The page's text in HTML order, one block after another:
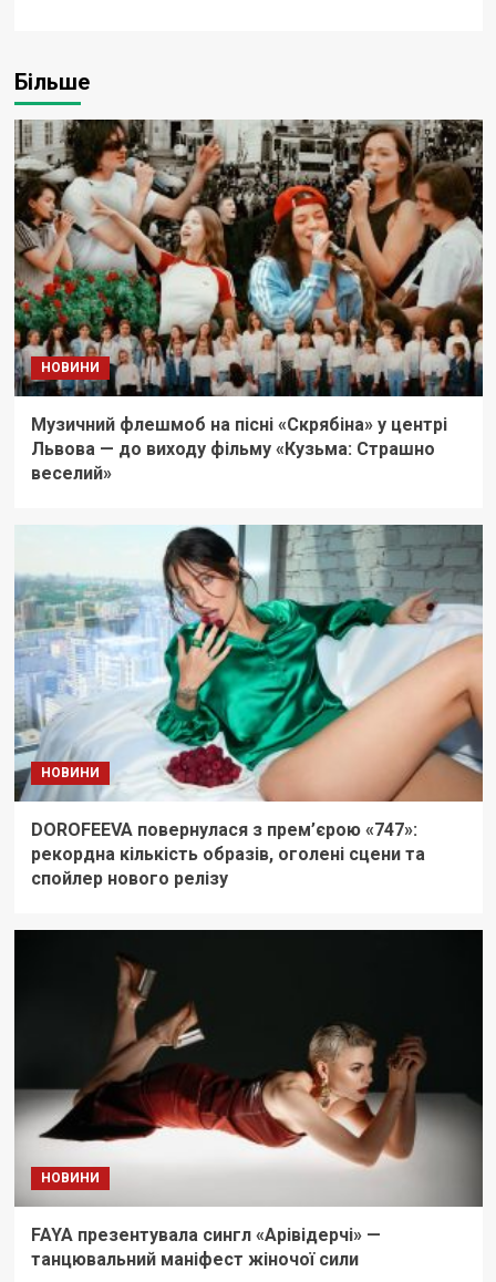
Більше
НОВИНИ
Музичний флешмоб на пісні «Скрябіна» у центрі
Львова — до виходу фільму «Кузьма: Страшно
веселий»
НОВИНИ
DOROFEEVA повернулася з прем’єрою «747»:
рекордна кількість образів, оголені сцени та
спойлер нового релізу
НОВИНИ
FAYA презентувала сингл «Арівідерчі» —
танцювальний маніфест жіночої сили